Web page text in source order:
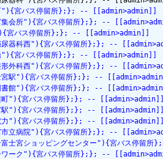
宮バス停留所};}; -- [[admin>admin]]
所"){宮バス停留所};}; --
バス停留所};}; -- [[admin>admin]]
科西"){宮バス停留所};}; --
宮バス停留所};}; -- [[admin>admin]]
科西"){宮バス停留所};}; --
"){宮バス停留所};}; --
"){宮バス停留所};}; --
宮バス停留所};}; -- [[admin>admin]]
宮バス停留所};}; -- [[admin>admin]]
宮バス停留所};}; -- [[admin>admin]]
病院"){宮バス停留所};}; --
ショッピングセンター"){宮バス停留所
ク"){宮バス停留所};}; --